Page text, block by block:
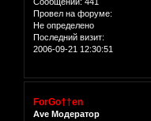
Провел на форуме:
Не определено
Последний визит:
2006-09-21 12:30:51
ForGo††en
Ave Модератор